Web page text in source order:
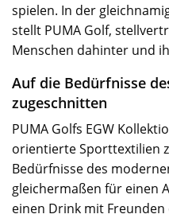
spielen. In der
stellt PUMA Golf,
Menschen dahinter und
Auf die Bedürfnisse
zugeschnitten
PUMA Golfs EGW
orientierte Sporttextilien
Bedürfnisse des
gleichermaßen für einen
einen Drink mit